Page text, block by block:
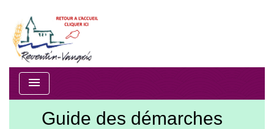
menu
Guide des démarches